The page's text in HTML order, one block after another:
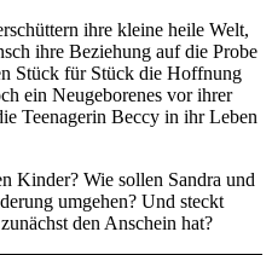
ihre kleine heile Welt,
ihre Beziehung auf die Probe
Stück für Stück die Hoffnung
ein Neugeborenes vor ihrer
Teenagerin Beccy in ihr Leben
Kinder? Wie sollen Sandra und
umgehen? Und steckt
den Anschein hat?